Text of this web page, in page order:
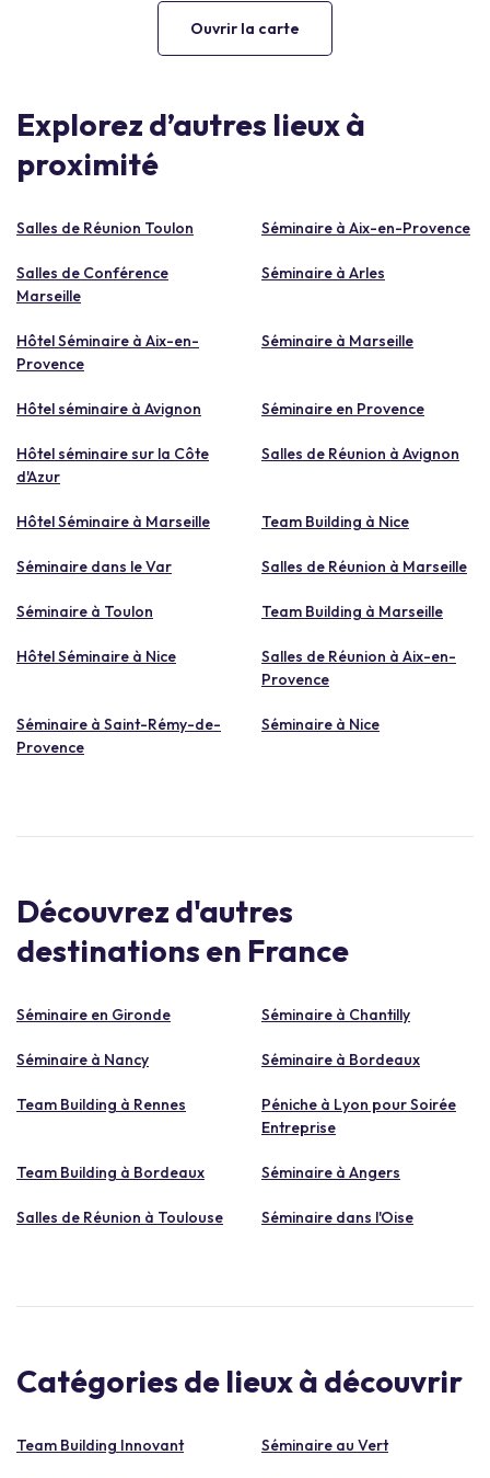
Ouvrir la carte
Explorez d’autres lieux à
proximité
Salles de Réunion Toulon Séminaire à Aix-en-Provence
Salles de Conférence
Marseille
Séminaire à Arles
Hôtel Séminaire à Aix-en-
Provence
Séminaire à Marseille
Hôtel séminaire à Avignon Séminaire en Provence
Hôtel séminaire sur la Côte
d'Azur
Salles de Réunion à Avignon
Hôtel Séminaire à Marseille Team Building à Nice
Séminaire dans le Var Salles de Réunion à Marseille
Séminaire à Toulon Team Building à Marseille
Hôtel Séminaire à Nice
Salles de Réunion à Aix-en-
Provence
Séminaire à Saint-Rémy-de-
Provence
Séminaire à Nice
Découvrez d'autres
destinations en France
Séminaire en Gironde Séminaire à Chantilly
Séminaire à Nancy Séminaire à Bordeaux
Team Building à Rennes
Péniche à Lyon pour Soirée
Entreprise
Team Building à Bordeaux Séminaire à Angers
Salles de Réunion à Toulouse Séminaire dans l'Oise
Catégories de lieux à découvrir
Team Building Innovant Séminaire au Vert